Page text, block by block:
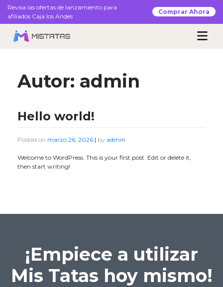
SkipRevisa las ofertas de lanzamiento para
afiliados Caja los Andes
Comprar Ahora×
Autor: admin
Hello world!
Posted on marzo 26, 2026 | by admin
Welcome to WordPress. This is your first post. Edit or delete it,
then start writing!
¡Empiece a utilizar
Mis Tatas hoy mismo!